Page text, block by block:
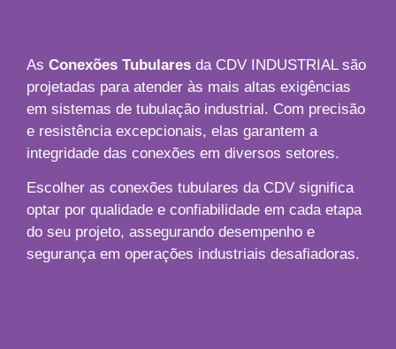
As Conexões Tubulares da CDV INDUSTRIAL são
projetadas para atender às mais altas exigências
em sistemas de tubulação industrial. Com precisão
e resistência excepcionais, elas garantem a
integridade das conexões em diversos setores.
Escolher as conexões tubulares da CDV significa
optar por qualidade e confiabilidade em cada etapa
do seu projeto, assegurando desempenho e
segurança em operações industriais desafiadoras.